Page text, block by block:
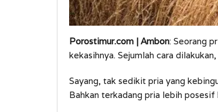
Porostimur.com | Ambon: Seorang
kekasihnya. Sejumlah cara
Sayang, tak sedikit pria yang
Bahkan terkadang pria lebih